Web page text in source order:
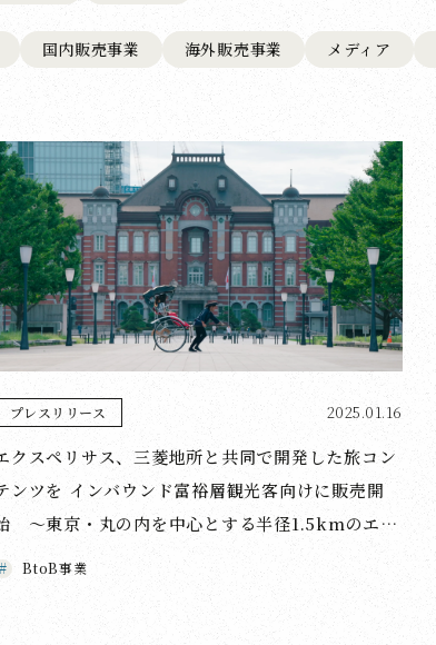
国内販売事業 海外販売事業 メディア
プレスリリース 2025.01.16
クスペリサス、三菱地所と共同で開発した旅コン
ンツを インバウンド富裕層観光客向けに販売開
〜東京・丸の内を中心とする半径1.5kmのエリ
アを人力車で周遊し、 歴史を体感するコンテンツを
BtoB事業